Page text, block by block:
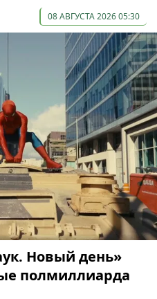
08 АВГУСТА 2026 05:30
Новый день»
полмиллиарда